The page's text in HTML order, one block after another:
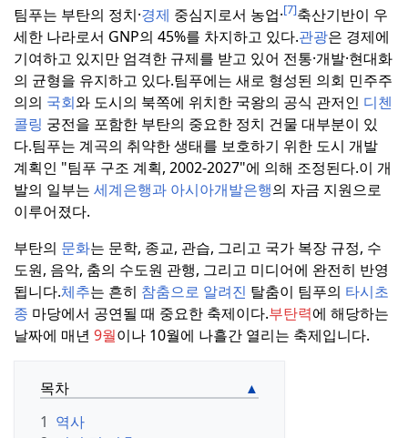
팀푸는 부탄의 정치·경제 중심지로서 농업·[7]축산기반이 우
세한 나라로서 GNP의 45%를 차지하고 있다.관광은 경제에
기여하고 있지만 엄격한 규제를 받고 있어 전통·개발·현대화
의 균형을 유지하고 있다.팀푸에는 새로 형성된 의회 민주주
의의 국회와 도시의 북쪽에 위치한 국왕의 공식 관저인 디첸
콜링 궁전을 포함한 부탄의 중요한 정치 건물 대부분이 있
다.팀푸는 계곡의 취약한 생태를 보호하기 위한 도시 개발
계획인 "팀푸 구조 계획, 2002-2027"에 의해 조정된다.이 개
발의 일부는 세계은행과 아시아개발은행의 자금 지원으로
이루어졌다.
부탄의 문화는 문학, 종교, 관습, 그리고 국가 복장 규정, 수
도원, 음악, 춤의 수도원 관행, 그리고 미디어에 완전히 반영
됩니다.체추는 흔히 참춤으로 알려진 탈춤이 팀푸의 타시초
종 마당에서 공연될 때 중요한 축제이다.부탄력에 해당하는
날짜에 매년 9월이나 10월에 나흘간 열리는 축제입니다.
목차
1 역사